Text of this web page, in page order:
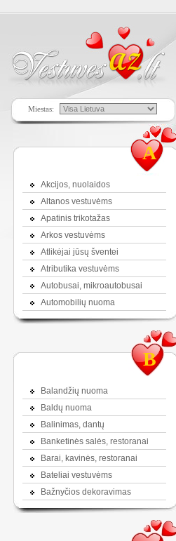
Miestas:
A
Akcijos, nuolaidos
Altanos vestuvėms
Apatinis trikotažas
Arkos vestuvėms
Atlikėjai jūsų šventei
Atributika vestuvėms
Autobusai, mikroautobusai
Automobilių nuoma
B
Balandžių nuoma
Baldų nuoma
Balinimas, dantų
Banketinės salės, restoranai
Barai, kavinės, restoranai
Bateliai vestuvėms
Bažnyčios dekoravimas